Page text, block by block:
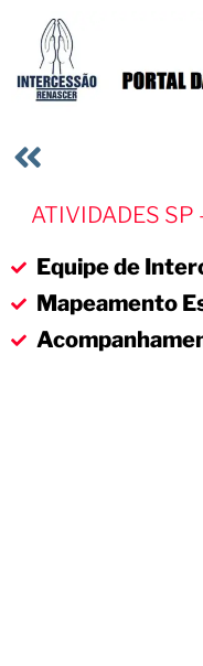
ATIVIDADES
Equipe de
Mapeamento